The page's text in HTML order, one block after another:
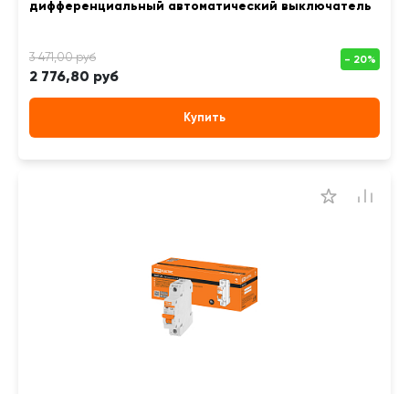
дифференциальный автоматический выключатель
2 776,80 руб
Купить